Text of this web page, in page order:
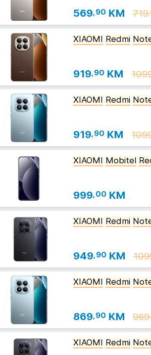
569,90 KM 719
XIAOMI Redmi
919,90 KM
XIAOMI Redmi
919,90 KM
XIAOMI Mobitel
999,00 KM
XIAOMI Redmi
949,90 KM
XIAOMI Redmi
869,90 KM 969
XIAOMI Redmi